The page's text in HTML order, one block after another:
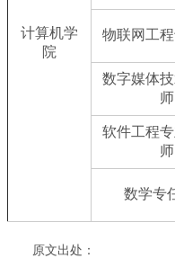
计算机学
院
物联网工
数字媒体
师
软件工程
师
数学专
原文出处：